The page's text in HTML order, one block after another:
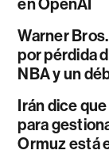
Warner
por pérdida
NBA y un
Irán dice
para
Ormuz está